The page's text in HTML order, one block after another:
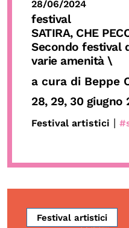
28/06/2024
festival
SATIRA, CHE
Secondo festival
varie amenità \
a cura di Beppe
28, 29, 30 giugno
Festival artistici |
Festival artistici